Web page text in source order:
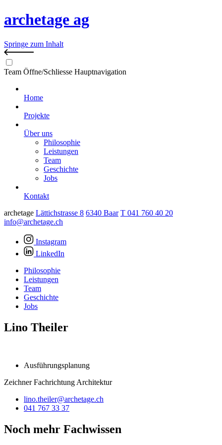
archetage ag
Springe zum Inhalt
Team Öffne/Schliesse Hauptnavigation
Home
Projekte
Über uns
Philosophie
Leistungen
Team
Geschichte
Jobs
Kontakt
archetage Lättichstrasse 8 6340 Baar T 041 760 40 20
info@archetage.ch
Instagram
LinkedIn
Philosophie
Leistungen
Team
Geschichte
Jobs
Lino Theiler
Ausführungsplanung
Zeichner Fachrichtung Architektur
lino.theiler@archetage.ch
041 767 33 37
Noch mehr Fachwissen